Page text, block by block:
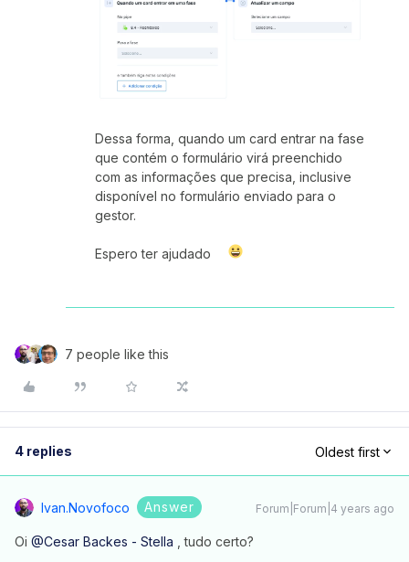
Dessa forma, quando um card entrar na fase
que contém o formulário virá preenchido
com as informações que precisa, inclusive
disponível no formulário enviado para o
gestor.
Espero ter ajudado
7 people like this
4 replies Oldest first
Ivan.novofoco Answer Forum|Forum|4 years ago
Oi @Cesar Backes - Stella , tudo certo?